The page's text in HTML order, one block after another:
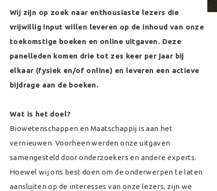
Wij zijn op zoek naar enthousiaste lezers die
vrijwillig input willen leveren op de inhoud van onze
toekomstige boeken en online uitgaven. Deze
panelleden komen drie tot zes keer per jaar bij
elkaar (fysiek en/of online) en leveren een actieve
bijdrage aan de boeken.
Wat is het doel?
Biowetenschappen en Maatschappij is aan het
vernieuwen. Voorheen werden onze uitgaven
samengesteld door onderzoekers en andere experts.
Hoewel wij ons best doen om de onderwerpen te laten
aansluiten op de interesses van onze lezers, zijn we